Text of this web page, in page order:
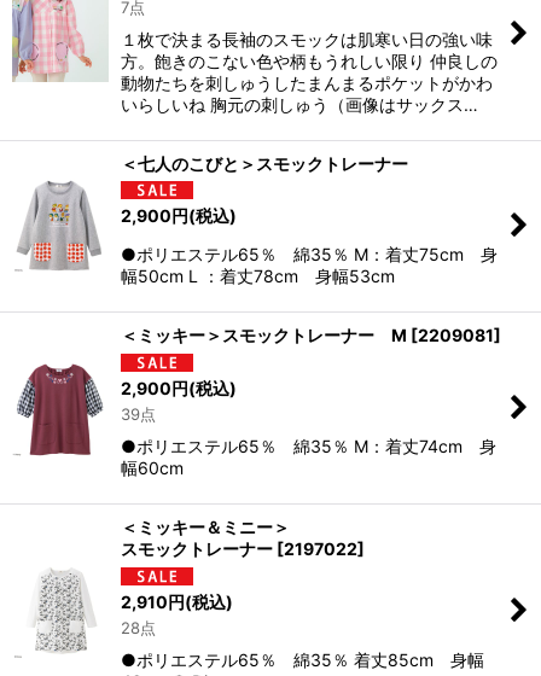
7点
１枚で決まる長袖のスモックは肌寒い日の強い味
方。飽きのこない色や柄もうれしい限り 仲良しの
動物たちを刺しゅうしたまんまるポケットがかわ
いらしいね 胸元の刺しゅう（画像はサックス…
＜七人のこびと＞スモックトレーナー
2,900円(税込)
●ポリエステル65％ 綿35％ M：着丈75cm 身
幅50cm L ：着丈78cm 身幅53cm
＜ミッキー＞スモックトレーナー M [2209081]
2,900円(税込)
39点
●ポリエステル65％ 綿35％ M：着丈74cm 身
幅60cm
＜ミッキー＆ミニー＞
スモックトレーナー [2197022]
2,910円(税込)
28点
●ポリエステル65％ 綿35％ 着丈85cm 身幅